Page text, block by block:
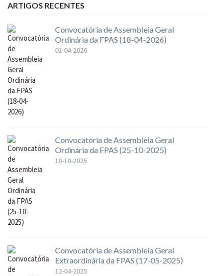
ARTIGOS RECENTES
Convocatória de Assembleia Geral
Ordinária da FPAS (18-04-2026)
01-04-2026
Convocatória de Assembleia Geral
Ordinária da FPAS (25-10-2025)
10-10-2025
Convocatória de Assembleia Geral
Extraordinária da FPAS (17-05-2025)
12-04-2025